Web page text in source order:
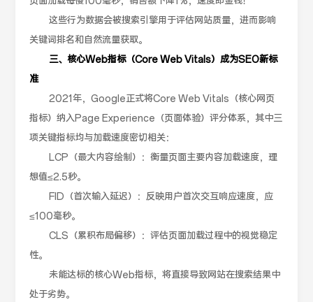
这些行为数据会被搜索引擎用于评估网站质量，进而影响
关键词排名和自然流量获取。
三、核心Web指标（Core Web Vitals）成为SEO新标
准
2021年，Google正式将Core Web Vitals（核心网页
指标）纳入Page Experience（页面体验）评分体系，其中三
项关键指标均与加载速度密切相关：
LCP（最大内容绘制）：衡量页面主要内容加载速度，理
想值≤2.5秒。
FID（首次输入延迟）：反映用户首次交互响应速度，应
≤100毫秒。
CLS（累积布局偏移）：评估页面加载过程中的视觉稳定
性。
未能达标的核心Web指标，将直接导致网站在搜索结果中
处于劣势。